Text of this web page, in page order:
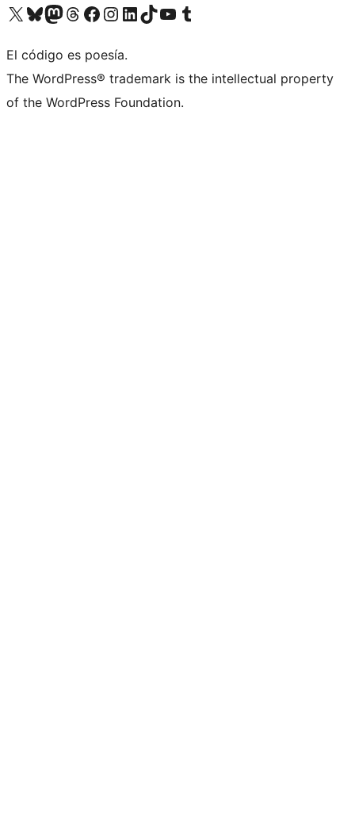
Visita nuestra cuenta de X (anteriormente Twitter)
Visita nuestra cuenta de Bluesky
Visita nuestra cuenta de Mastodon
Visita nuestra cuenta de Threads
Visita nuestra página de Facebook
Visita nuestra cuenta de Instagram
Visita nuestra cuenta de LinkedIn
Visita nuestra cuenta de TikTok
Visita nuestro canal de YouTube
Visita nuestra cuenta de Tumblr
El código es poesía.
The WordPress® trademark is the intellectual property
of the WordPress Foundation.